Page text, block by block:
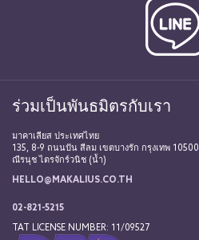
ร่วมเป็นพันธมิตรกับเรา
มาคาเลียส ประเทศไทย
135, 8-9 ถนนปัน สีลม เขตบางรัก กรุงเทพ 10500
ณีรนุช ไตรจักร์วนิช (น้ำ)
HELLO@MAKALIUS.CO.TH
02-821-5215
TAT LICENSE NUMBER: 11/09527